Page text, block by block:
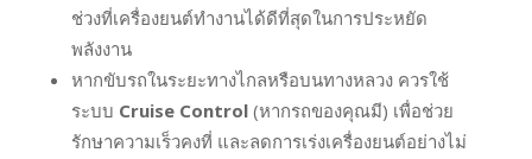
ช่วงที่เครื่องยนต์ทำงานได้ดีที่สุดในการประหยัด
พลังงาน
หากขับรถในระยะทางไกลหรือบนทางหลวง ควรใช้
ระบบ Cruise Control(หากรถของคุณมี) เพื่อช่วย
รักษาความเร็วคงที่ และลดการเร่งเครื่องยนต์อย่างไม่